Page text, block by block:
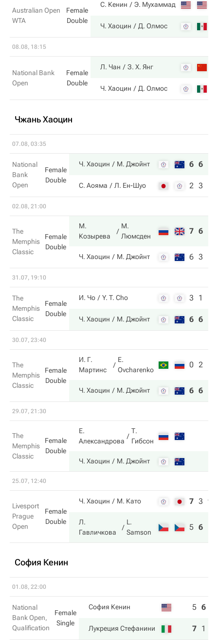
Australian Open
WTA
Female
Double
С. Кенин Э. Мухаммад
Ч. Хаоцин Д. Олмос
08.08, 18:15
National Bank
Open
Female
Double
Л. Чан З. Х. Янг
Ч. Хаоцин Д. Олмос
Чжань Хаоцин
07.08, 03:35
National
Bank
Open
Female
Double
Ч. Хаоцин М. Джойнт 6 6
С. Аояма Л. Ен-Шуо 2 3
02.08, 21:00
The
Memphis
Classic
Female
Double
М.
Козырева
М.
Люмсден
7 6
Ч. Хаоцин М. Джойнт 6 3
31.07, 19:10
The
Memphis
Classic
Female
Double
И. Чо Y. T. Cho 3 1
Ч. Хаоцин М. Джойнт 6 6
30.07, 23:40
The
Memphis
Classic
Female
Double
И. Г.
Мартинс
E.
Ovcharenko
0 2
Ч. Хаоцин М. Джойнт 6 6
29.07, 21:30
The
Memphis
Classic
Female
Double
Е.
Александрова
Т.
Гибсон
Ч. Хаоцин М. Джойнт
25.07, 12:40
Livesport
Prague
Open
Female
Double
Ч. Хаоцин М. Като 7 3 9
Л.
Гавличкова
L.
Samson
5 6
София Кенин
01.08, 22:00
National
Bank Open,
Qualification
Female
Single
София Кенин 5 6
Лукреция Стефанини 7 1